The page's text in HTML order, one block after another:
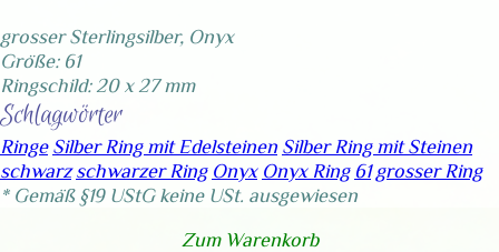
grosser Sterlingsilber, Onyx
Größe: 61
Ringschild: 20 x 27 mm
Schlagwörter
Ringe Silber Ring mit Edelsteinen Silber Ring mit Steinen
schwarz schwarzer Ring Onyx Onyx Ring 61 grosser Ring
* Gemäß §19 UStG keine USt. ausgewiesen
Zum Warenkorb